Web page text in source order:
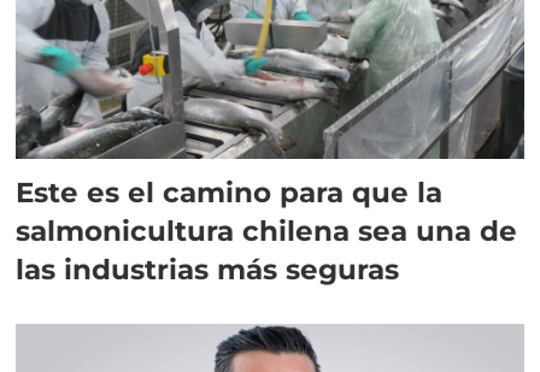
Este es el camino para que la
salmonicultura chilena sea una de
las industrias más seguras